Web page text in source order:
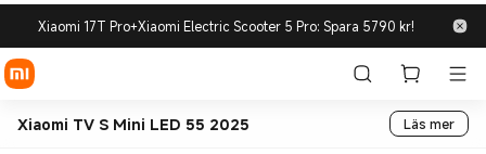
Xiaomi 17T Pro+Xiaomi Electric Scooter 5 Pro: Spara 5790 kr!
Xiaomi TV S Mini LED 55 2025 Läs mer